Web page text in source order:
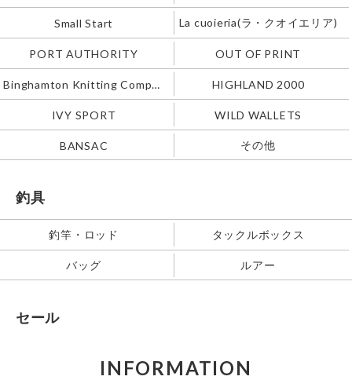
Small Start La cuoieria(ラ・クオイエリア)
PORT AUTHORITY OUT OF PRINT
HIGHLAND 2000
IVY SPORT WILD WALLETS
BANSAC その他
釣具
釣竿・ロッド タックルボックス
バッグ ルアー
セール
INFORMATION